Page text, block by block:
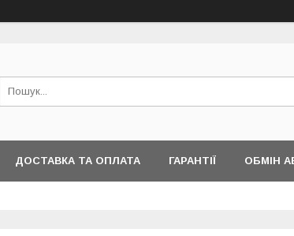
ДОСТАВКА ТА ОПЛАТА ГАРАНТІЇ ОБМІН